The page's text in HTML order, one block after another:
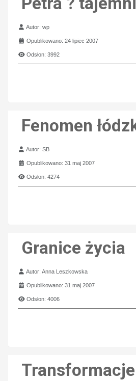
Szczegóły
Autor:wp
Opublikowano: 24 lipiec 2007
Odsłon: 3992
Fenomen
Szczegóły
Autor:SB
Opublikowano: 31 maj 2007
Odsłon: 4274
Granice życia
Szczegóły
Autor:Anna Leszkowska
Opublikowano: 31 maj 2007
Odsłon: 4006
Transformacje